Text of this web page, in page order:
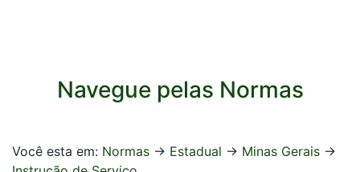
Navegue pelas Normas
Você esta em: Normas -> Estadual -> Minas Gerais ->